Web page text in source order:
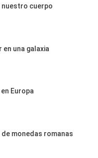
cuerpo
en una galaxia
Europa
de monedas romanas